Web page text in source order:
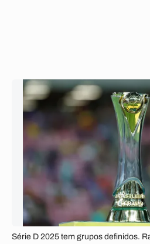
Série D 2025 tem grupos definidos.